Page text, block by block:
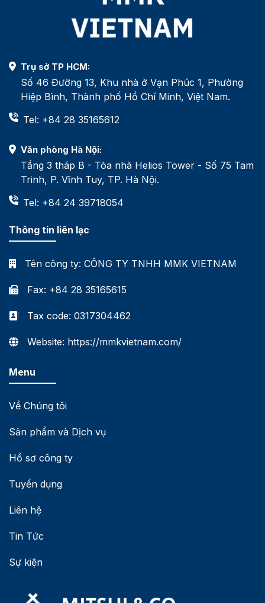
Trụ sở TP HCM:
Số 46 Đường 13, Khu nhà ở Vạn Phúc 1, Phường
Hiệp Bình, Thành phố Hồ Chí Minh, Việt Nam.
Tel: +84 28 35165612
Văn phòng Hà Nội:
Tầng 3 tháp B - Tòa nhà Helios Tower - Số 75 Tam
Trinh, P. Vĩnh Tuy, TP. Hà Nội.
Tel: +84 24 39718054
Thông tin liên lạc
Tên công ty: CÔNG TY TNHH MMK VIETNAM
Fax: +84 28 35165615
Tax code: 0317304462
Website: https://mmkvietnam.com/
Menu
Về Chúng tôi
Sản phẩm và Dịch vụ
Hồ sơ công ty
Tuyển dụng
Liên hệ
Tin Tức
Sự kiện